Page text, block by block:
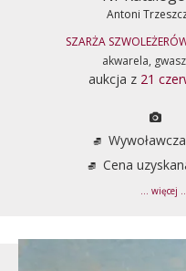
Antoni
SZARŻA
akwarela,
aukcja z 21
Cena
... więcej